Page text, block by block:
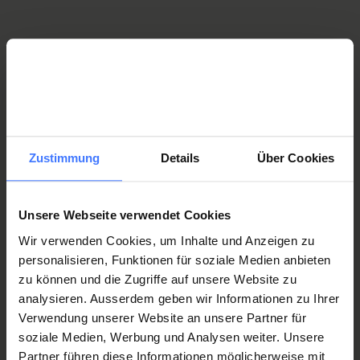
Zustimmung Details Über Cookies
Unsere Webseite verwendet Cookies
Wir verwenden Cookies, um Inhalte und Anzeigen zu
personalisieren, Funktionen für soziale Medien anbieten
zu können und die Zugriffe auf unsere Website zu
analysieren. Ausserdem geben wir Informationen zu Ihrer
Verwendung unserer Website an unsere Partner für
soziale Medien, Werbung und Analysen weiter. Unsere
Partner führen diese Informationen möglicherweise mit
Responsable ParaWork et ParaWG
Julia Föhn
Responsable ParaWork et ParaWG
julia.foehn@paraplegie.ch
T. +41 41 939 58 06
Nous formons une équipe compétente et interdisciplinaire
composée de spécialistes expérimentés. Les collaborateurs de
l’équipe ParaWork, du secrétariat et des services de conseils
soutiennent activement les patients dans leur démarche de
réinsertion sociale et professionnelle/scolaire. Nous conseillons,
soutenons, encourageons et accompagnons les patientes et